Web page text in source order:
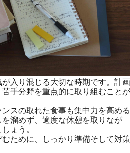
入り混じる大切な時期です。計画
手分野を重点的に取り組むことが
スの取れた食事も集中力を高める
溜めず、適度な休憩を取りなが
ょう。
ために、しっかり準備そして対策